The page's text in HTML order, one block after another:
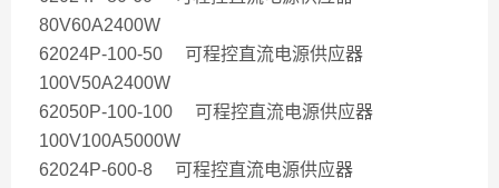
80V60A2400W
62024P-100-50 可程控直流电源供应器
100V50A2400W
62050P-100-100 可程控直流电源供应器
100V100A5000W
62024P-600-8 可程控直流电源供应器